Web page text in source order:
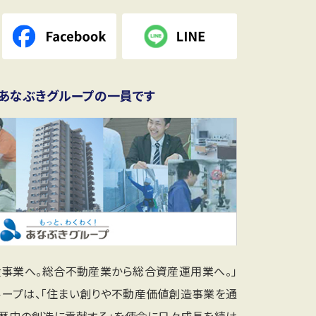
なぶきグループの一員です
業へ。総合不動産業から総合資産運用業へ。」
プは、「住まい創りや不動産価値創造事業を通